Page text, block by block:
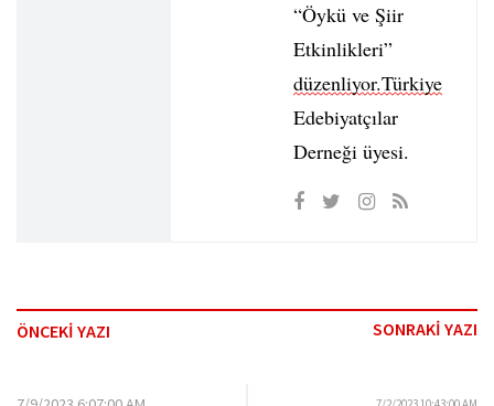
“Öykü ve Şiir
Etkinlikleri”
düzenliyor.Türkiye
Edebiyatçılar
Derneği üyesi.
ÖNCEKİ YAZI SONRAKİ YAZI